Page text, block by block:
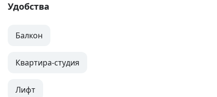
Удобства
Балкон
Квартира-студия
Лифт